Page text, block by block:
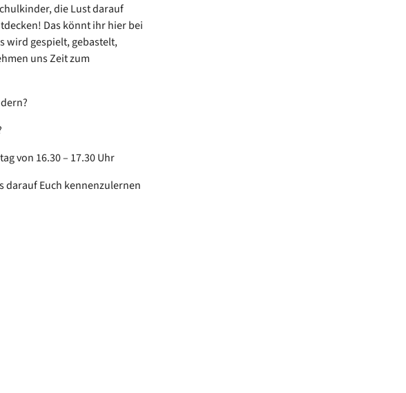
die Lust darauf
Das könnt ihr hier bei
wird gespielt, gebastelt,
uns Zeit zum
von 16.30 – 17.30 Uhr
darauf Euch kennenzulernen